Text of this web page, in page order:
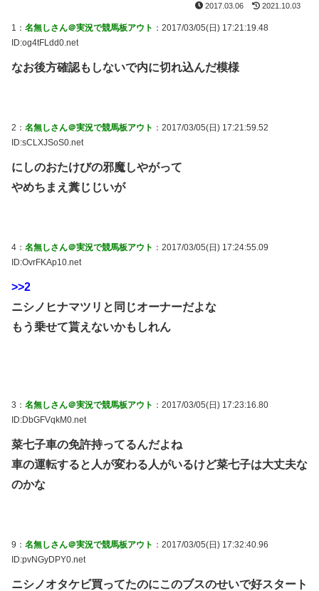
2017.03.06 2021.10.03
1： 名無しさん＠実況で競馬板アウト ：2017/03/05(日) 17:21:19.48
ID:og4tFLdd0.net
なお後方確認もしないで内に切れ込んだ模様
2： 名無しさん＠実況で競馬板アウト ：2017/03/05(日) 17:21:59.52
ID:sCLXJSoS0.net
にしのおたけびの邪魔しやがって
やめちまえ糞じじいが
4： 名無しさん＠実況で競馬板アウト ：2017/03/05(日) 17:24:55.09
ID:OvrFKAp10.net
>>2
ニシノヒナマツリと同じオーナーだよな
もう乗せて貰えないかもしれん
3： 名無しさん＠実況で競馬板アウト ：2017/03/05(日) 17:23:16.80
ID:DbGFVqkM0.net
菜七子車の免許持ってるんだよね
車の運転すると人が変わる人がいるけど菜七子は大丈夫な
のかな
9： 名無しさん＠実況で競馬板アウト ：2017/03/05(日) 17:32:40.96
ID:pvNGyDPY0.net
ニシノオタケビ買ってたのにこのブスのせいで好スタート